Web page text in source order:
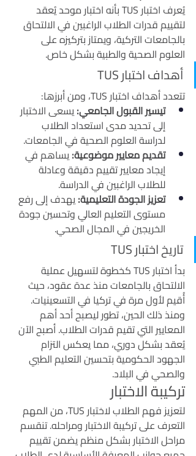
يُعرف اختبار TUS بأنه اختبار موحد يُعقد
لتقييم قدرات الطلاب الراغبين في الالتحاق
بالجامعات التركية، ويمتاز بتركيزه على
العلوم الصحية والطبية بشكل خاص.
أهداف اختبار TUS
تتعدد أهداف اختبار TUS، ومن أبرزها:
تيسير القبول الجامعي: يسعى الاختبار
إلى تحديد مدى استعداد الطلاب
لدراسة العلوم الصحية في الجامعات.
تقديم معايير موضوعية: يساهم في
إيجاد معايير تقييم دقيقة وعادلة
للطلاب الراغبين في الدراسة.
تعزيز الجودة التعليمية: يهدف إلى رفع
مستوى التعليم العالي وتحسين جودة
الخريجين في المجال الصحي.
تاريخ اختبار TUS
بدأ اختبار TUS كخطوة لتسهيل عملية
الالتحاق بالجامعات منذ عدة عقود، حيث
أُقيم لأول مرة في تركيا في التسعينيات.
ومنذ ذلك الحين، تطور ليصبح أحد أهم
المعايير التي تقيم قدرات الطلاب. أصبح الآن
يُعقد بشكل دوري، مما يعكس التزام
الجهود الحكومية بتحسين التعليم الطبي
والصحي في البلاد.
تركيبة الاختبار
لتعزيز فهم الطلاب لاختبار TUS، من المهم
التعرف على تركيبة الاختبار ومراحله. تنقسم
مراحل الاختبار بشكل منظم يضمن تقييم